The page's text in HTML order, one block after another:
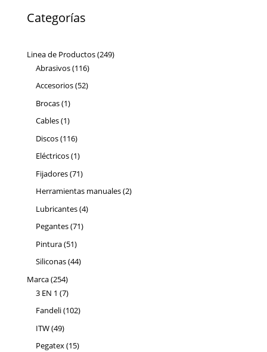
Categorías
Linea de Productos 249249
Abrasivos 116116
productos
Accesorios 5252
Brocas 11
producto
Cables 11
producto
Discos 116116
productos
Eléctricos 11
producto
Fijadores 7171
productos
Herramientas manuales 22
Lubricantes 44
Pegantes 7171
Pintura 5151
productos
Siliconas 4444
Marca 254254
productos
3 EN 1 77
productos
Fandeli 102102
ITW 4949
productos
Pegatex 1515